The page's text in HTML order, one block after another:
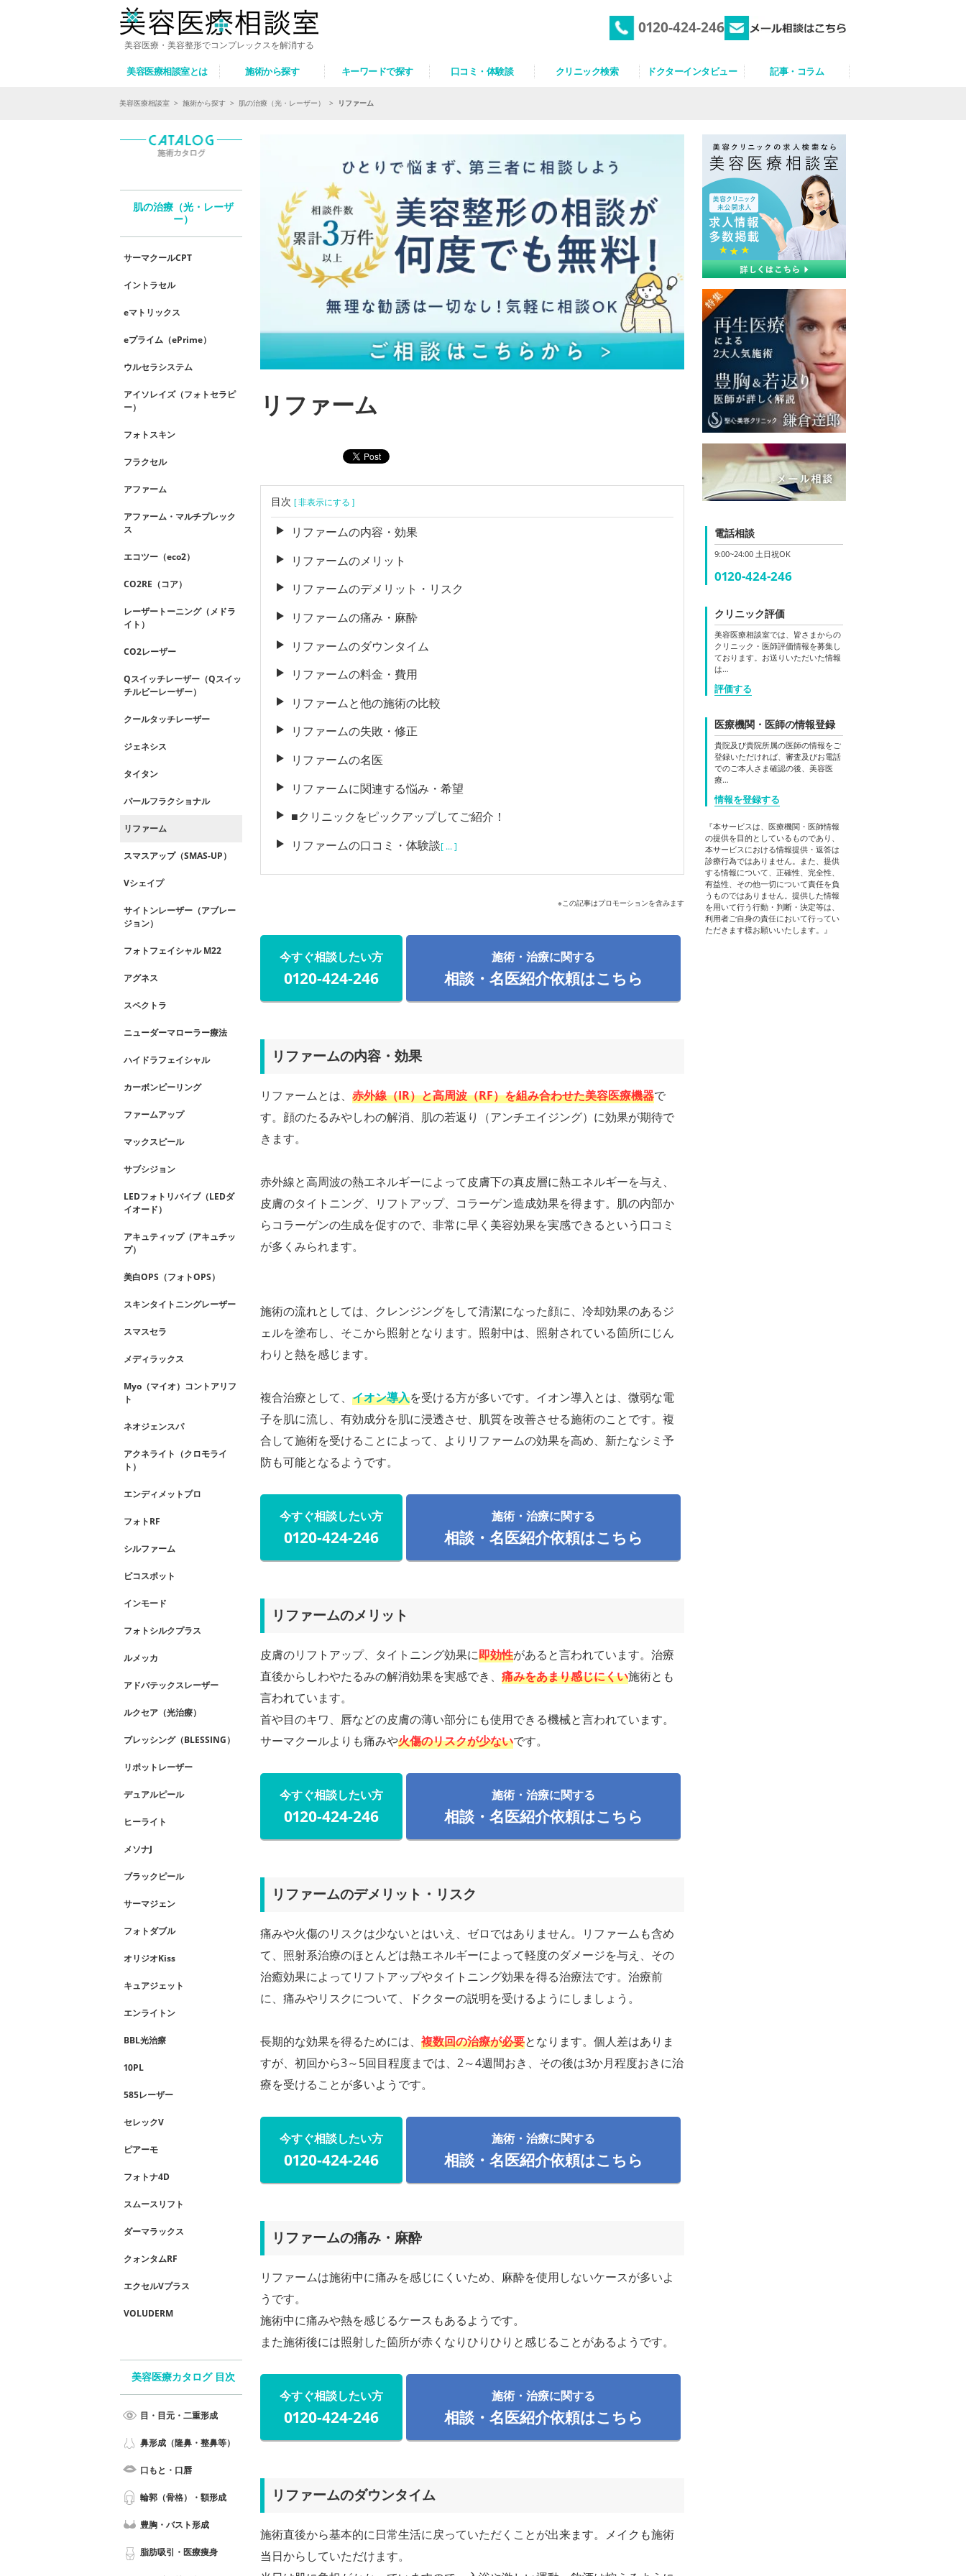
美容医療・美容整形でコンプレックスを解消する
0120-424-246
美容医療相談室とは 施術から探す キーワードで探す 口コミ・体験談 クリニック検索 ドクターインタビュー 記事・コラム
美容医療相談室 > 施術から探す > 肌の治療（光・レーザー） > リファーム
リファーム
目次 [ 非表示にする ]
リファームの内容・効果
リファームのメリット
リファームのデメリット・リスク
リファームの痛み・麻酔
リファームのダウンタイム
リファームの料金・費用
リファームと他の施術の比較
リファームの失敗・修正
リファームの名医
リファームに関連する悩み・希望
■クリニックをピックアップしてご紹介！
リファームの口コミ・体験談[ ... ]
※この記事はプロモーションを含みます
今すぐ相談したい方
0120-424-246
施術・治療に関する
相談・名医紹介依頼はこちら
リファームの内容・効果
リファームとは、 赤外線（IR）と高周波（RF）を組み合わせた美容医療機器で
す。顔のたるみやしわの解消、肌の若返り（アンチエイジング）に効果が期待で
きます。
赤外線と高周波の熱エネルギーによって皮膚下の真皮層に熱エネルギーを与え、
皮膚のタイトニング、リフトアップ、コラーゲン造成効果を得ます。肌の内部か
らコラーゲンの生成を促すので、非常に早く美容効果を実感できるという口コミ
が多くみられます。
施術の流れとしては、クレンジングをして清潔になった顔に、冷却効果のあるジ
ェルを塗布し、そこから照射となります。照射中は、照射されている箇所にじん
わりと熱を感じます。
複合治療として、 イオン導入を受ける方が多いです。イオン導入とは、微弱な電
子を肌に流し、有効成分を肌に浸透させ、肌質を改善させる施術のことです。複
合して施術を受けることによって、よりリファームの効果を高め、新たなシミ予
防も可能となるようです。
今すぐ相談したい方
0120-424-246
施術・治療に関する
相談・名医紹介依頼はこちら
リファームのメリット
皮膚のリフトアップ、タイトニング効果に即効性があると言われています。治療
直後からしわやたるみの解消効果を実感でき、 痛みをあまり感じにくい施術とも
言われています。
首や目のキワ、唇などの皮膚の薄い部分にも使用できる機械と言われています。
サーマクールよりも痛みや火傷のリスクが少ないです。
今すぐ相談したい方
0120-424-246
施術・治療に関する
相談・名医紹介依頼はこちら
リファームのデメリット・リスク
痛みや火傷のリスクは少ないとはいえ、ゼロではありません。リファームも含め
て、照射系治療のほとんどは熱エネルギーによって軽度のダメージを与え、その
治癒効果によってリフトアップやタイトニング効果を得る治療法です。治療前
に、痛みやリスクについて、ドクターの説明を受けるようにしましょう。
長期的な効果を得るためには、 複数回の治療が必要となります。個人差はありま
すが、初回から3～5回目程度までは、2～4週間おき、その後は3か月程度おきに治
療を受けることが多いようです。
今すぐ相談したい方
0120-424-246
施術・治療に関する
相談・名医紹介依頼はこちら
リファームの痛み・麻酔
リファームは施術中に痛みを感じにくいため、麻酔を使用しないケースが多いよ
うです。
施術中に痛みや熱を感じるケースもあるようです。
また施術後には照射した箇所が赤くなりひりひりと感じることがあるようです。
今すぐ相談したい方
0120-424-246
施術・治療に関する
相談・名医紹介依頼はこちら
リファームのダウンタイム
施術直後から基本的に日常生活に戻っていただくことが出来ます。メイクも施術
当日からしていただけます。
肌の治療（光・レーザ
ー）
サーマクールCPT
イントラセル
eマトリックス
eプライム（ePrime）
ウルセラシステム
アイソレイズ（フォトセラピ
ー）
フォトスキン
フラクセル
アファーム
アファーム・マルチプレック
ス
エコツー（eco2）
CO2RE（コア）
レーザートーニング（メドラ
イト）
CO2レーザー
Qスイッチレーザー（Qスイッ
チルビーレーザー）
クールタッチレーザー
ジェネシス
タイタン
パールフラクショナル
リファーム
スマスアップ（SMAS-UP）
Vシェイプ
サイトンレーザー（アブレー
ジョン）
フォトフェイシャル M22
アグネス
スペクトラ
ニューダーマローラー療法
ハイドラフェイシャル
カーボンピーリング
ファームアップ
マックスピール
サブシジョン
LEDフォトリバイブ（LEDダ
イオード）
アキュティップ（アキュチッ
プ）
美白OPS（フォトOPS）
スキンタイトニングレーザー
スマスセラ
メディラックス
Myo（マイオ）コントアリフ
ト
ネオジェンスパ
アクネライト（クロモライ
ト）
エンディメットプロ
フォトRF
シルファーム
ピコスポット
インモード
フォトシルクプラス
ルメッカ
アドバテックスレーザー
ルクセア（光治療）
ブレッシング（BLESSING）
リポットレーザー
デュアルピール
ヒーライト
メソナJ
ブラックピール
サーマジェン
フォトダブル
オリジオKiss
キュアジェット
エンライトン
BBL光治療
10PL
585レーザー
セレックV
ピアーモ
フォトナ4D
スムースリフト
ダーマラックス
クォンタムRF
エクセルVプラス
VOLUDERM
美容医療カタログ 目次
目・目元・二重形成
鼻形成（隆鼻・整鼻等）
口もと・口唇
輪郭（骨格）・額形成
豊胸・バスト形成
脂肪吸引・医療痩身
電話相談
9:00~24:00 土日祝OK
0120-424-246
クリニック評価
美容医療相談室では、皆さまからの
クリニック・医師評価情報を募集し
ております。お送りいただいた情報
は…
評価する
医療機関・医師の情報登録
貴院及び貴院所属の医師の情報をご
登録いただければ、審査及びお電話
でのご本人さま確認の後、美容医
療…
情報を登録する
『本サービスは、医療機関・医師情報
の提供を目的としているものであり、
本サービスにおける情報提供・返答は
診療行為ではありません。また、提供
する情報について、正確性、完全性、
有益性、その他一切について責任を負
うものではありません。提供した情報
を用いて行う行動・判断・決定等は、
利用者ご自身の責任において行ってい
ただきます様お願いいたします。』